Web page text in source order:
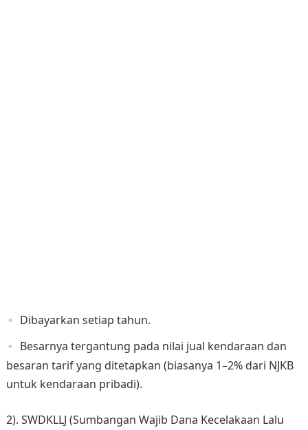
Dibayarkan setiap tahun.
Besarnya tergantung pada nilai jual kendaraan dan
besaran tarif yang ditetapkan (biasanya 1–2% dari NJKB
untuk kendaraan pribadi).
2). SWDKLLJ (Sumbangan Wajib Dana Kecelakaan Lalu